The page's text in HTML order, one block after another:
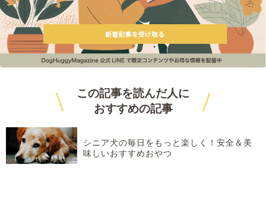
\
この記事を読んだ人に
おすすめの記事 /
シニア犬の毎日をもっと楽しく！安全＆美
味しいおすすめおやつ